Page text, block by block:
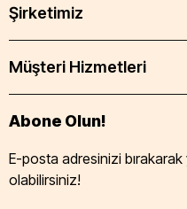
Şirketimiz
Müşteri Hizmetleri
Abone Olun!
E-posta adresinizi
olabilirsiniz!